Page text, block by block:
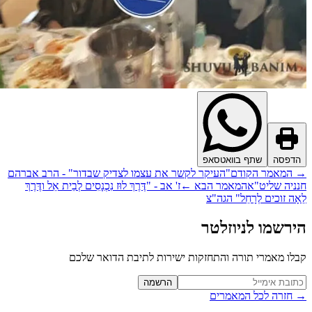
שתף בוואטסאפ
המאמר הקודם"העיקר לקשר את עצמו לצדיק שבדור" - הרב אברהם
שליט"אהמאמר הבא ← ז' אב - "דֶּרֶךְ לוּז נִכְנָסִים לְבֵית אֵל ודֶּרֶךְ
זוכים לְרָחֵל" הגה"צ
לניוזלטר
מאמרי תורה והתחזקות ישירות לתיבת הדואר שלכם
Website (leave הרשמה
חזרה לכל המאמרים